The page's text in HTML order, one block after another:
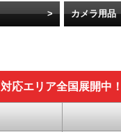
カメラ用品
対応エリア全国展開中！